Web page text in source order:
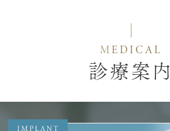
MEDICAL
診療案内